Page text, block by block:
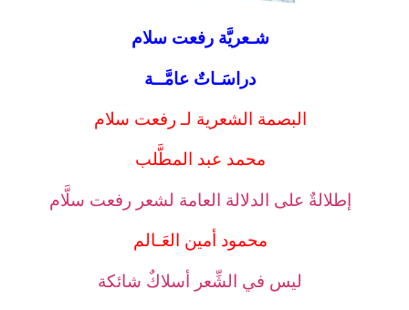
شـعريَّة رفعت سلام
دراسَـاتٌ عامَّــة
البصمة الشعرية لـ رفعت سلام
محمد عبد المطَّلب
إطلالةٌ على الدلالة العامة لشعر رفعت سلَّام
محمود أمين العَـالم
ليس في الشِّعر أسلاكٌ شائكة